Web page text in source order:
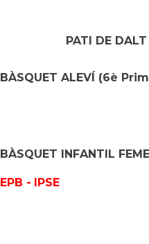
PATI DE
BÀSQUET ALEVÍ (6è
BÀSQUET INFANTIL
EPB - IPSE